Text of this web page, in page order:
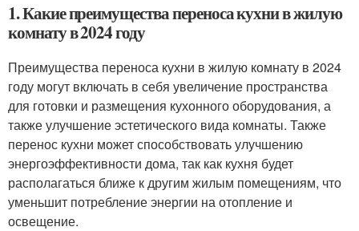
1. Какие преимущества переноса кухни в жилую
комнату в 2024 году
Преимущества переноса кухни в жилую комнату в 2024
году могут включать в себя увеличение пространства
для готовки и размещения кухонного оборудования, а
также улучшение эстетического вида комнаты. Также
перенос кухни может способствовать улучшению
энергоэффективности дома, так как кухня будет
располагаться ближе к другим жилым помещениям, что
уменьшит потребление энергии на отопление и
освещение.